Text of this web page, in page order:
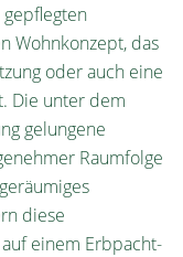
gepflegten
Wohnkonzept, das
oder auch eine
Die unter dem
gelungene
Raumfolge
diese
einem Erbpacht-